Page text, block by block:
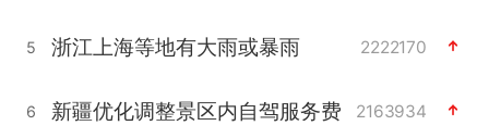
5 浙江上海等地有大雨或暴雨 2222170
6 新疆优化调整景区内自驾服务费 2163934